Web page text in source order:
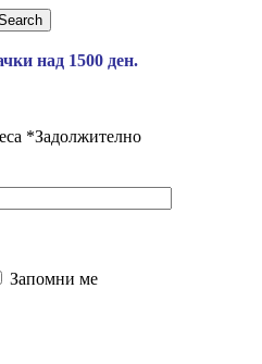
над 1500 ден.
*Задолжително
Запомни ме